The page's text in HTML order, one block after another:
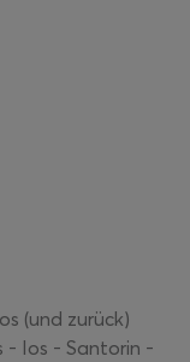
(und zurück)
- Ios - Santorin -